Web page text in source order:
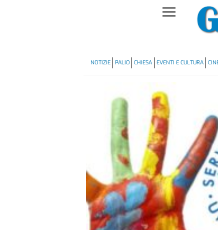
NOTIZIE PALIO CHIESA EVENTI E CULTURA